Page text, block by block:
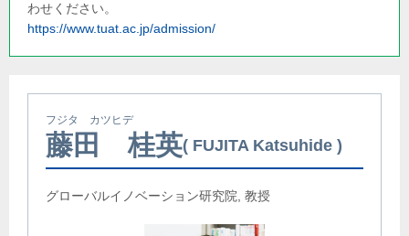
わせください。
https://www.tuat.ac.jp/admission/
藤田 桂英
フジタ カツヒデ
FUJITA Katsuhide
グローバルイノベーション研究院, 教授